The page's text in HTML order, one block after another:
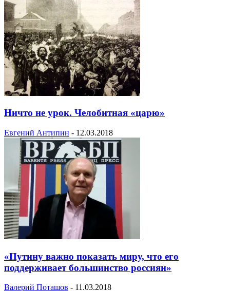
Ничто не урок. Челобитная «царю»
Евгений Антипин - 12.03.2018
«Путину важно показать миру, что его
поддерживает большинство россиян»
Валерий Поташов - 11.03.2018